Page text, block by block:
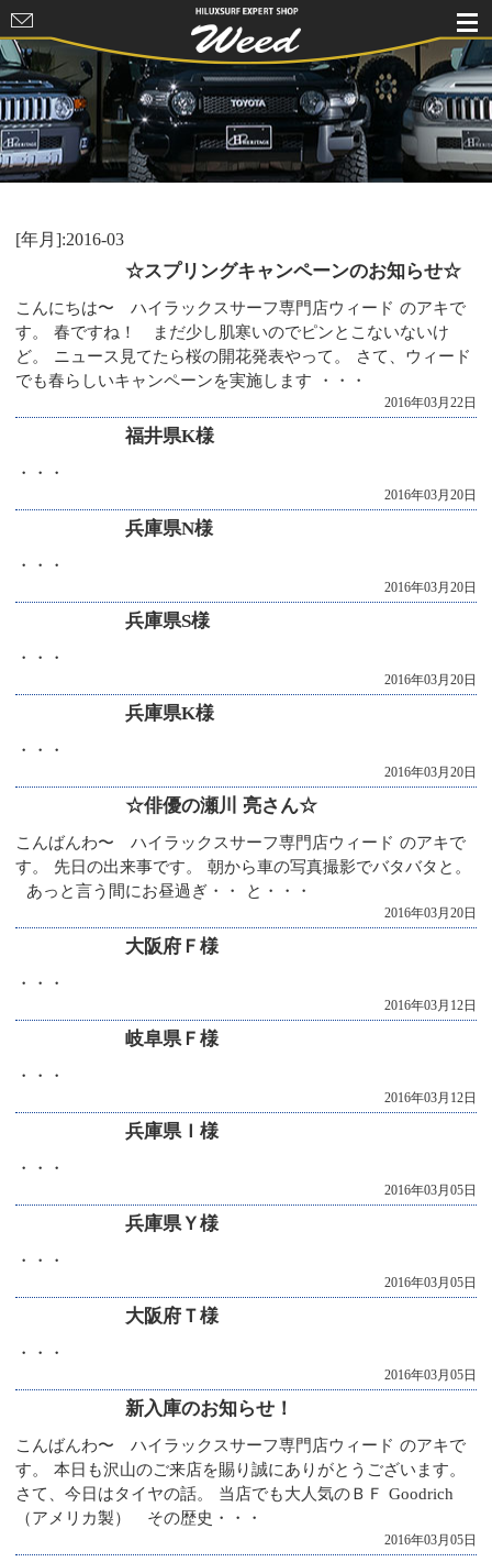
HILUXSURF
EXPERT
SHOP Weed
[年月]:2016-03
☆スプリングキャンペーンのお知らせ☆
こんにちは〜 ハイラックスサーフ専門店ウィード のアキで
す。 春ですね！ まだ少し肌寒いのでピンとこないないけ
ど。 ニュース見てたら桜の開花発表やって。 さて、ウィード
でも春らしいキャンペーンを実施します ・・・
2016年03月22日
福井県K様
・・・
2016年03月20日
兵庫県N様
・・・
2016年03月20日
兵庫県S様
・・・
2016年03月20日
兵庫県K様
・・・
2016年03月20日
☆俳優の瀬川 亮さん☆
こんばんわ〜 ハイラックスサーフ専門店ウィード のアキで
す。 先日の出来事です。 朝から車の写真撮影でバタバタと。
あっと言う間にお昼過ぎ・・ と・・・
2016年03月20日
大阪府Ｆ様
・・・
2016年03月12日
岐阜県Ｆ様
・・・
2016年03月12日
兵庫県Ｉ様
・・・
2016年03月05日
兵庫県Ｙ様
・・・
2016年03月05日
大阪府Ｔ様
・・・
2016年03月05日
新入庫のお知らせ！
こんばんわ〜 ハイラックスサーフ専門店ウィード のアキで
す。 本日も沢山のご来店を賜り誠にありがとうございます。
さて、今日はタイヤの話。 当店でも大人気のＢＦ Goodrich
（アメリカ製） その歴史・・・
2016年03月05日